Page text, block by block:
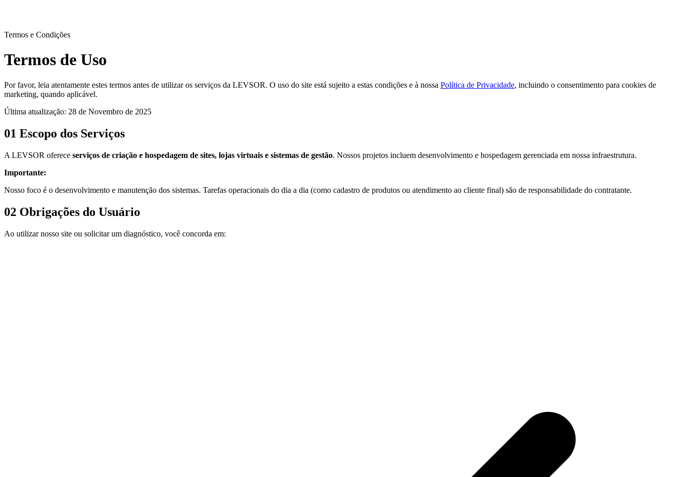
Termos e Condições
Termos de Uso
Por favor, leia atentamente estes termos antes de utilizar os serviços da LEVSOR. O uso do site está sujeito a estas condições e à nossa Política de Privacidade, incluindo o consentimento para cookies de
marketing, quando aplicável.
Última atualização: 28 de Novembro de 2025
01 Escopo dos Serviços
A LEVSOR oferece serviços de criação e hospedagem de sites, lojas virtuais e sistemas de gestão. Nossos projetos incluem desenvolvimento e hospedagem gerenciada em nossa infraestrutura.
Importante:
Nosso foco é o desenvolvimento e manutenção dos sistemas. Tarefas operacionais do dia a dia (como cadastro de produtos ou atendimento ao cliente final) são de responsabilidade do contratante.
02 Obrigações do Usuário
Ao utilizar nosso site ou solicitar um diagnóstico, você concorda em: